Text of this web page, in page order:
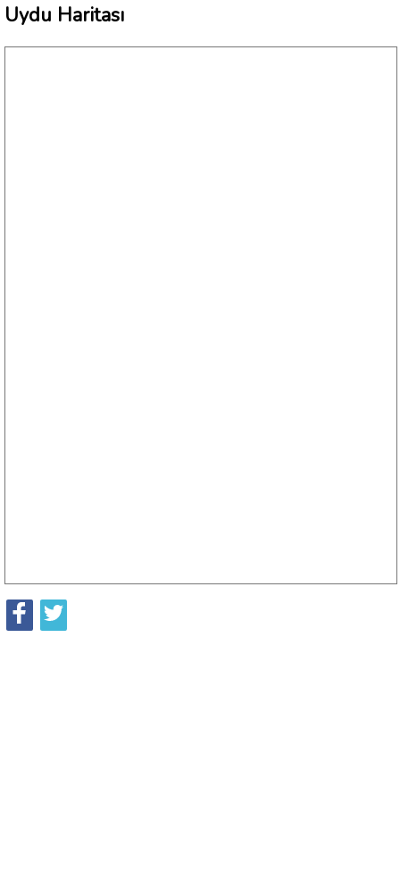
Uydu Haritası